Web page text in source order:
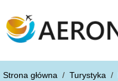
Strona główna / Turystyka /